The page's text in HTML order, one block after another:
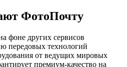
ФотоПочту
фоне других сервисов
передовых технологий
от ведущих мировых
премиум-качество на